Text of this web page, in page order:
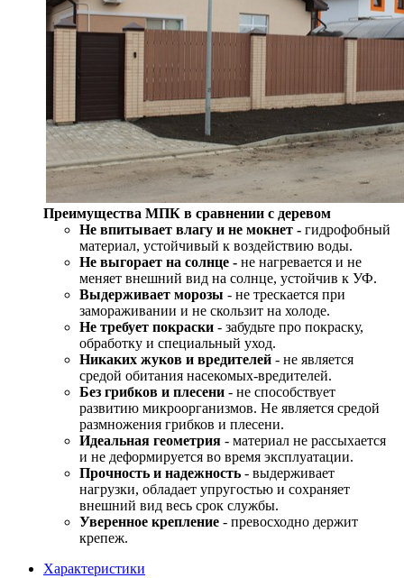
Преимущества МПК в сравнении с деревом
Не впитывает влагу и не мокнет - гидрофобный
материал, устойчивый к воздействию воды.
Не выгорает на солнце - не нагревается и не
меняет внешний вид на солнце, устойчив к УФ.
Выдерживает морозы - не трескается при
замораживании и не скользит на холоде.
Не требует покраски - забудьте про покраску,
обработку и специальный уход.
Никаких жуков и вредителей - не является
средой обитания насекомых-вредителей.
Без грибков и плесени - не способствует
развитию микроорганизмов. Не является средой
размножения грибков и плесени.
Идеальная геометрия - материал не рассыхается
и не деформируется во время эксплуатации.
Прочность и надежность - выдерживает
нагрузки, обладает упругостью и сохраняет
внешний вид весь срок службы.
Уверенное крепление - превосходно держит
крепеж.
Характеристики